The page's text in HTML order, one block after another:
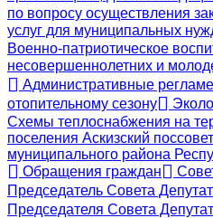
по вопросу осуществления
услуг для муниципальных
Военно-патриотическое
несовершеннолетних и
Административные
отопительному сезону
Схемы теплоснабжения на
поселения Аскизский
муниципального района
Обращения граждан
Председатель Совета
Председателя Совета